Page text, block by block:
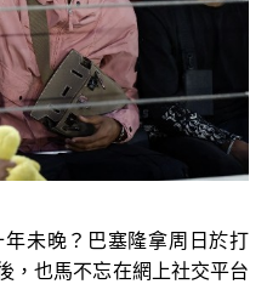
年未晚？巴塞隆拿周日於打
，也馬不忘在網上社交平台